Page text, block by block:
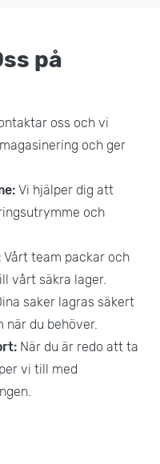
på
oss och vi
och ger
Vi hjälper dig att
och
Vårt team packar och
vårt säkra lager.
saker lagras säkert
du behöver.
När du är redo att ta
vi till med